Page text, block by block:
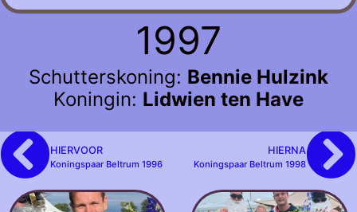
1997
Schutterskoning: Bennie Hulzink
Koningin: Lidwien ten Have
HIERVOOR
Koningspaar Beltrum 1996
HIERNA
Koningspaar Beltrum 1998